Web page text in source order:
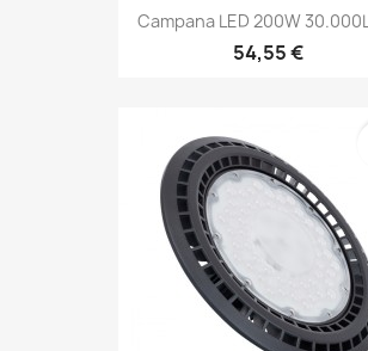
Campana LED 200W
54,55 €